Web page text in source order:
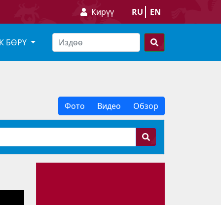
Кирүү RU EN
БӨРҮ
Фото Видео Обзор